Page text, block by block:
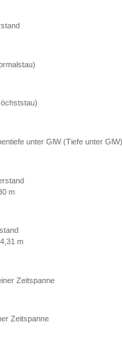
unter GlW (Tiefe unter GlW)
m
m
Zeitspanne
Zeitspanne